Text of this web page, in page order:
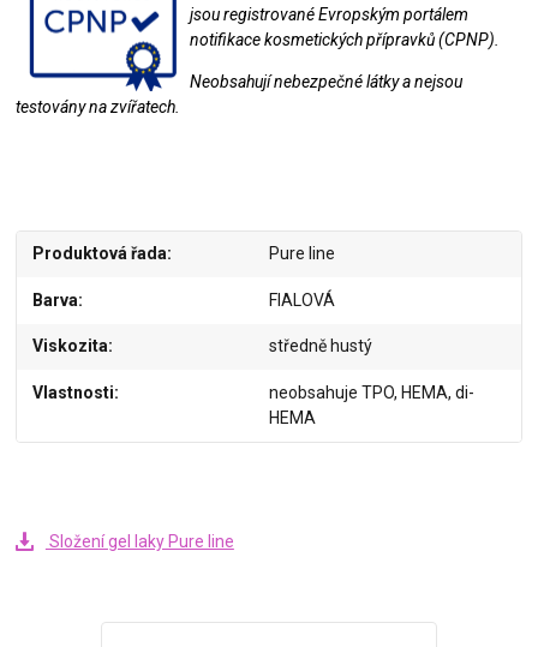
jsou registrované Evropským portálem
notifikace kosmetických přípravků (CPNP).
Neobsahují nebezpečné látky a nejsou
testovány na zvířatech.
Produktová řada Pure line
Barva FIALOVÁ
Viskozita středně hustý
Vlastnosti
neobsahuje TPO, HEMA, di-
HEMA
Složení gel laky Pure line